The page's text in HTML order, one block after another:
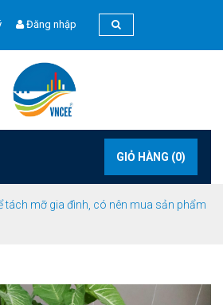
Đăng nhập
GIỎ HÀNG (0)
tách mỡ gia đình, có nên mua sản phẩm